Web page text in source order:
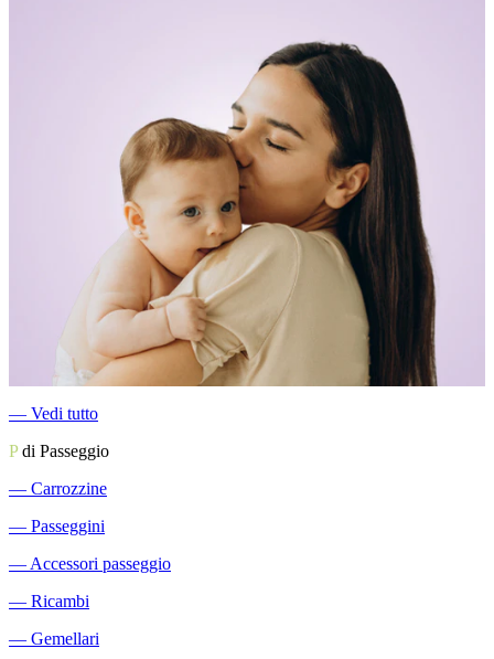
― Vedi tutto
Pdi Passeggio
― Carrozzine
― Passeggini
― Accessori passeggio
― Ricambi
― Gemellari